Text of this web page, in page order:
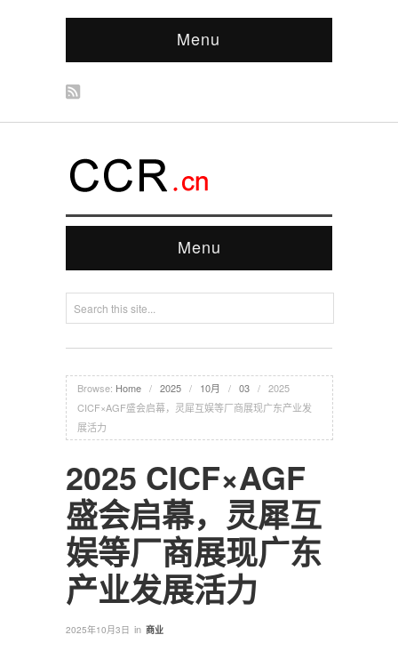
Menu
Menu
Browse: Home / 2025 / 10月 / 03 / 2025
CICF×AGF盛会启幕，灵犀互娱等厂商展现广东产业发
展活力
2025 CICF×AGF
盛会启幕，灵犀互
娱等厂商展现广东
产业发展活力
2025年10月3日 in 商业